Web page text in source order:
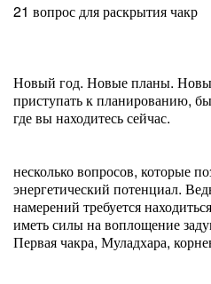
21 вопрос для раскрытия чакр
Новый год. Новые планы.
приступать к планированию,
где вы находитесь сейчас.
несколько вопросов, которые
энергетический потенциал.
намерений требуется
иметь силы на воплощение
Первая чакра, Муладхара,